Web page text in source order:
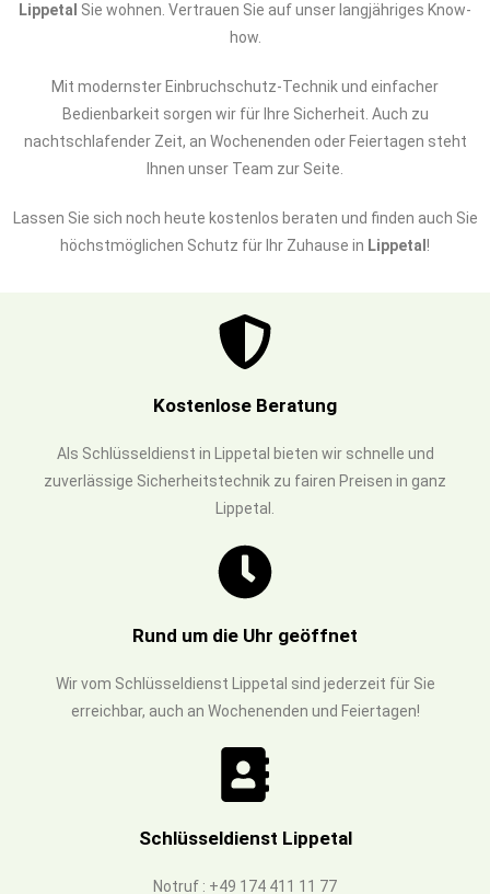
Lippetal Sie wohnen. Vertrauen Sie auf unser langjähriges Know-
how.
Mit modernster Einbruchschutz-Technik und einfacher
Bedienbarkeit sorgen wir für Ihre Sicherheit. Auch zu
nachtschlafender Zeit, an Wochenenden oder Feiertagen steht
Ihnen unser Team zur Seite.
Lassen Sie sich noch heute kostenlos beraten und finden auch Sie
höchstmöglichen Schutz für Ihr Zuhause in Lippetal !
Kostenlose Beratung
Als Schlüsseldienst in Lippetal bieten wir schnelle und
zuverlässige Sicherheitstechnik zu fairen Preisen in ganz
Lippetal.
Rund um die Uhr geöffnet
Wir vom Schlüsseldienst Lippetal sind jederzeit für Sie
erreichbar, auch an Wochenenden und Feiertagen!
Schlüsseldienst Lippetal
Notruf : +49 174 411 11 77